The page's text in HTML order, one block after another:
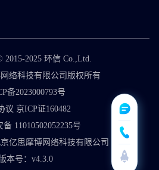
2015-2025 环信 Co.,Ltd.
络科技有限公司版权所有
备2023000793号
议 京ICP证160482
备 11010502052235号
亿思摩博网络科技有限公司
本号：v4.3.0